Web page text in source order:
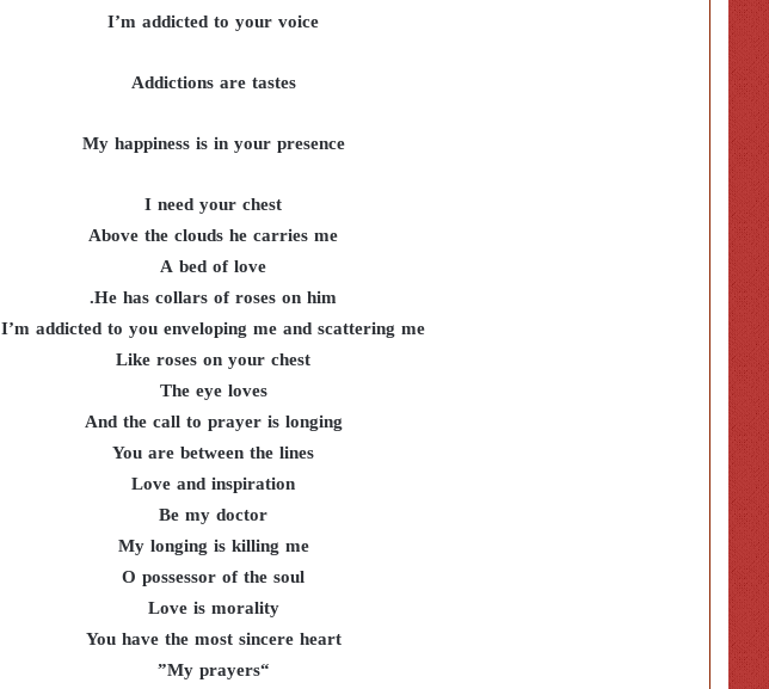
I’m addicted to your voice
Addictions are tastes
My happiness is in your presence
I need your chest
Above the clouds he carries me
A bed of love
He has collars of roses on him.
I’m addicted to you enveloping me and scattering me
Like roses on your chest
The eye loves
And the call to prayer is longing
You are between the lines
Love and inspiration
Be my doctor
My longing is killing me
O possessor of the soul
Love is morality
You have the most sincere heart
“My prayers”